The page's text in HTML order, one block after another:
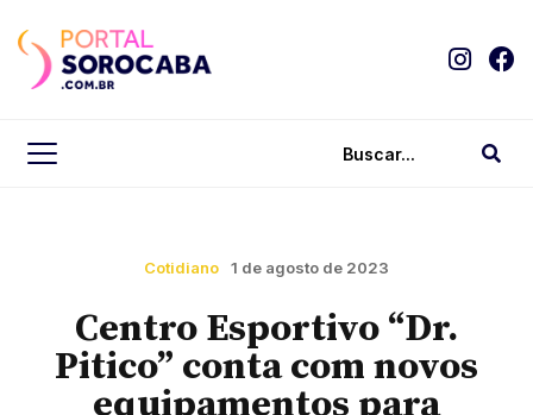
Cotidiano 1 de agosto de 2023
Centro Esportivo “Dr.
Pitico” conta com novos
equipamentos para